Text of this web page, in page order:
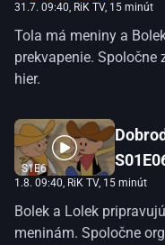
31.7. 09:40, RiK TV, 15 minút
Tola má meniny a
prekvapenie.
hier.
S1E6
1.8. 09:40, RiK TV, 15 minút
Bolek a Lolek
meninám. Spoločne